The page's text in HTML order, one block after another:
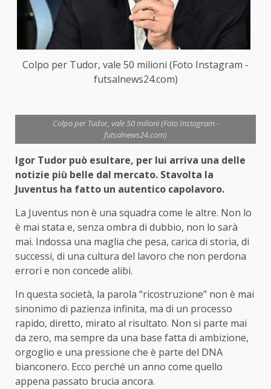
Colpo per Tudor, vale 50 milioni (Foto Instagram -
futsalnews24.com)
Colpo per Tudor, vale 50 milioni (Foto Instagram -
futsalnews24.com)
Igor Tudor può esultare, per lui arriva una delle
notizie più belle dal mercato. Stavolta la
Juventus ha fatto un autentico capolavoro.
La Juventus non è una squadra come le altre. Non lo
è mai stata e, senza ombra di dubbio, non lo sarà
mai. Indossa una maglia che pesa, carica di storia, di
successi, di una cultura del lavoro che non perdona
errori e non concede alibi.
In questa società, la parola “ricostruzione” non è mai
sinonimo di pazienza infinita, ma di un processo
rapido, diretto, mirato al risultato. Non si parte mai
da zero, ma sempre da una base fatta di ambizione,
orgoglio e una pressione che è parte del DNA
bianconero. Ecco perché un anno come quello
appena passato brucia ancora.